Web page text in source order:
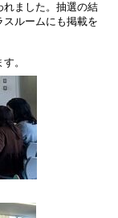
れました。抽選の結
ルームにも掲載を
。